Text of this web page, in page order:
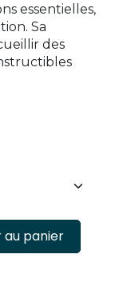
essentielles,
Sa
des
au panier